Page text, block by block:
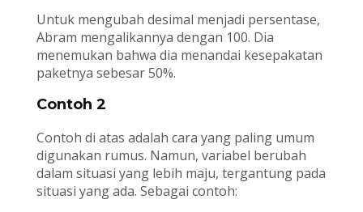
Untuk mengubah desimal menjadi persentase,
Abram mengalikannya dengan 100. Dia
menemukan bahwa dia menandai kesepakatan
paketnya sebesar 50%.
Contoh 2
Contoh di atas adalah cara yang paling umum
digunakan rumus. Namun, variabel berubah
dalam situasi yang lebih maju, tergantung pada
situasi yang ada. Sebagai contoh: